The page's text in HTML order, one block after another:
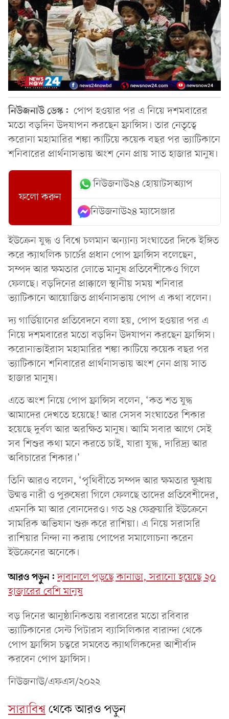
নিউজনাউ ডেস্ক: পোপ হওয়ার পর এ নিয়ে দশমবারের
মতো বড়দিন উদযাপন করছেন ফ্রান্সিস। তার নেতৃত্বে
করোনা মহামারির শঙ্কা কাটিয়ে কয়েক বছর পর ভ্যাটিকানে
শনিবারের প্রার্থনাসভায় অংশ নেন প্রায় সাত হাজার মানুষ।
ফলো করুন
নিউজনাউ২৪ হোয়াটসঅ্যাপ
নিউজনাউ২৪ ম্যাসেঞ্জার
ইউক্রেন যুদ্ধ ও বিশ্বে চলমান অন্যান্য সংঘাতের দিকে ইঙ্গিত
করে ক্যাথলিক চার্চের প্রধান পোপ ফ্রান্সিস বলেছেন,
সম্পদ আর ক্ষমতার লোভে মানুষ প্রতিবেশীকেও গিলে
ফেলছে। বড়দিনের প্রাক্কালে স্থানীয় সময় শনিবার
ভ্যাটিকানে আয়োজিত প্রার্থনাসভায় পোপ এ কথা বলেন।
দ্য গার্ডিয়ানের প্রতিবেদনে বলা হয়, পোপ হওয়ার পর এ
নিয়ে দশমবারের মতো বড়দিন উদযাপন করছেন ফ্রান্সিস।
করোনাভাইরাস মহামারির শঙ্কা কাটিয়ে কয়েক বছর পর
ভ্যাটিকানে শনিবারের প্রার্থনাসভায় অংশ নেন প্রায় সাত
হাজার মানুষ।
এতে অংশ নিয়ে পোপ ফ্রান্সিস বলেন, ‘কত শত যুদ্ধ
আমাদের দেখতে হয়েছে! আর সেসব সংঘাতের শিকার
হয়েছে দুর্বল আর অরক্ষিত মানুষ। আমি সবার আগে সেই
সব শিশুর কথা মনে করতে চাই, যারা যুদ্ধ, দারিদ্র্য আর
অবিচারের শিকার।’
তিনি আরও বলেন, ‘পৃথিবীতে সম্পদ আর ক্ষমতার ক্ষুধায়
উন্মত্ত নারী ও পুরুষেরা গিলে ফেলছে তাদের প্রতিবেশীদের,
এমনকি মা আর বোনদেরও। গত ২৪ ফেব্রুয়ারি ইউক্রেনে
সামরিক অভিযান শুরু করে রাশিয়া। এ নিয়ে সরাসরি
রাশিয়ার নিন্দা না করায় পোপের সমালোচনা করেন
ইউক্রেনের অনেকে।
আরও পড়ুন: দাবানলে পুড়ছে কানাডা, সরানো হয়েছে ২০
হাজারের বেশি মানুষ
বড় দিনের আনুষ্ঠানিকতায় বরাবরের মতো রবিবার
ভ্যাটিকানের সেন্ট পিটারস ব্যাসিলিকার বারান্দা থেকে
পোপ ফ্রান্সিস চত্বরে সমবেত ক্যাথলিকদের আশীর্বাদ
করবেন পোপ ফ্রান্সিস।
নিউজনাউ/এফএস/২০২২
সারাবিশ্বথেকে আরও পড়ুন